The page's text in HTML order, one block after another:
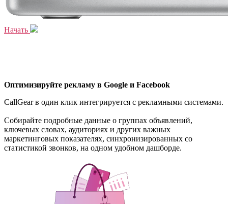
Начать
Оптимизируйте рекламу в Google и Facebook
CallGear в один клик интегрируется с рекламными системами.
Собирайте подробные данные о группах объявлений,
ключевых словах, аудиториях и других важных
маркетинговых показателях, синхронизированных со
статистикой звонков, на одном удобном дашборде.